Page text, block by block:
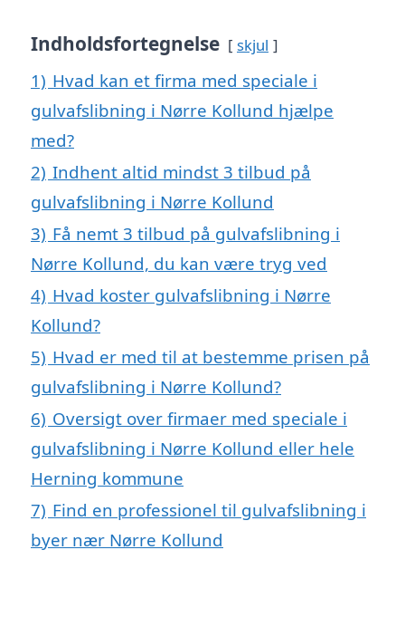
Indholdsfortegnelse skjul
1) Hvad kan et firma med speciale i
gulvafslibning i Nørre Kollund hjælpe
med?
2) Indhent altid mindst 3 tilbud på
gulvafslibning i Nørre Kollund
3) Få nemt 3 tilbud på gulvafslibning i
Nørre Kollund, du kan være tryg ved
4) Hvad koster gulvafslibning i Nørre
Kollund?
5) Hvad er med til at bestemme prisen på
gulvafslibning i Nørre Kollund?
6) Oversigt over firmaer med speciale i
gulvafslibning i Nørre Kollund eller hele
Herning kommune
7) Find en professionel til gulvafslibning i
byer nær Nørre Kollund